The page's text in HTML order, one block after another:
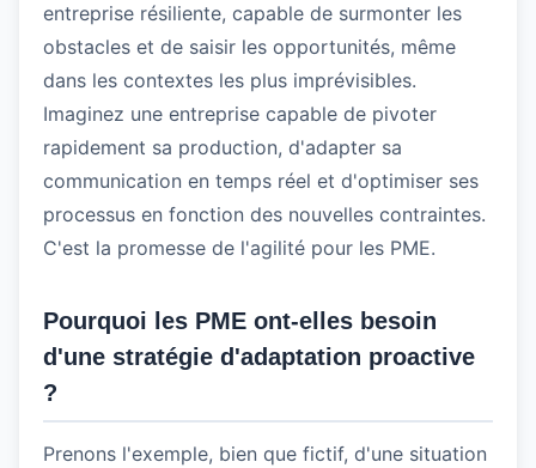
entreprise résiliente, capable de surmonter les
obstacles et de saisir les opportunités, même
dans les contextes les plus imprévisibles.
Imaginez une entreprise capable de pivoter
rapidement sa production, d'adapter sa
communication en temps réel et d'optimiser ses
processus en fonction des nouvelles contraintes.
C'est la promesse de l'agilité pour les PME.
Pourquoi les PME ont-elles besoin
d'une stratégie d'adaptation proactive
?
Prenons l'exemple, bien que fictif, d'une situation